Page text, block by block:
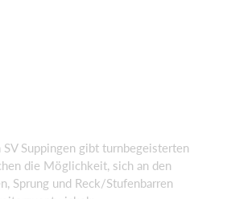
Suppingen gibt turnbegeisterten
die Möglichkeit, sich an den
Sprung und Reck/Stufenbarren